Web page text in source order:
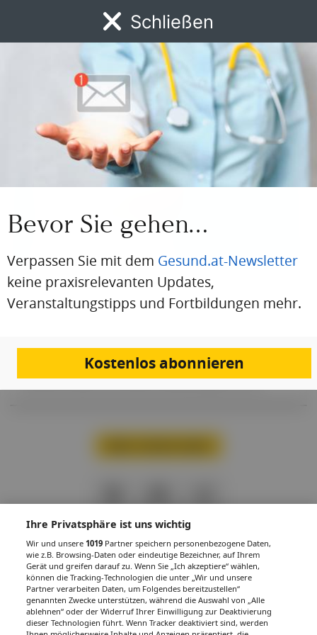
PDF Drucken Teilen
Neurowissenschaften und Präventionsmedizin,
Universität für Weiterbildung Krems
Foto: © Mangione
SERIE SPASTIZITÄT
Hilfe bei Spastizität
Spastizität über den Körper: fokal, multifokal, segmental und
generalisiert", hält Univ.-Prof.in Dr.in Michaela M. Pinter, Leiterin des
Departements für Klinische Neurowissenschaften und
Präventionsmedizin, Universität für Weiterbildung Krems, fest.
IMPRESSUM DATENSCHUTZ BAFG NUTZUNGSBEDINGUNGEN
MEDIADATEN & TARIFE PRESSE ZWECKE ANZEIGEN
© 2026Gesund.at – All rights reserved – Patientenwissen: MeinMed.at
Ihre Privatsphäre ist uns wichtig
Wir und unsere1019 Partner speichern personenbezogene Daten,
wie z.B. Browsing-Daten oder eindeutige Bezeichner, auf Ihrem
Gerät und greifen darauf zu. Wenn Sie „Ich akzeptiere“ wählen,
können die Tracking-Technologien die unter „Wir und unsere
Partner verarbeiten Daten, um Folgendes bereitzustellen“
genannten Zwecke unterstützen, während die Auswahl von „Alle
ablehnen“ oder der Widerruf Ihrer Einwilligung zur Deaktivierung
dieser Technologien führt. Wenn Tracker deaktiviert sind, werden
Schließen
Bevor Sie gehen…
Verpassen Sie mit dem Gesund.at-Newsletter
keine praxisrelevanten Updates,
Veranstaltungstipps und Fortbildungen mehr.
Kostenlos abonnieren